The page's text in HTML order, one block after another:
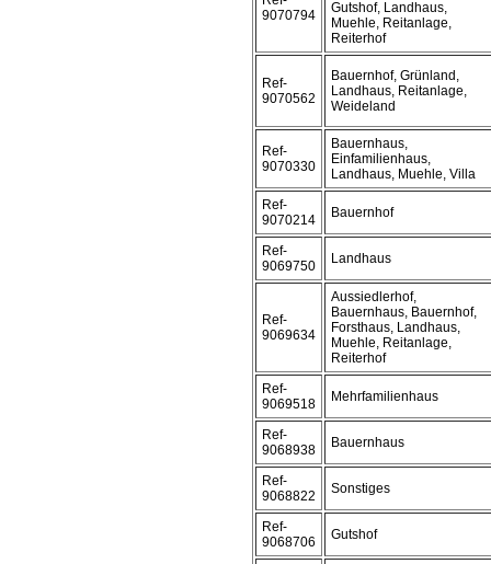
9070794
Gutshof, Landhaus,
Muehle, Reitanlage,
Reiterhof
Ref-
9070562
Bauernhof, Grünland,
Landhaus, Reitanlage,
Weideland
Ref-
9070330
Bauernhaus,
Einfamilienhaus,
Landhaus, Muehle, Villa
Ref-
9070214
Bauernhof
Ref-
9069750
Landhaus
Ref-
9069634
Aussiedlerhof,
Bauernhaus, Bauernhof,
Forsthaus, Landhaus,
Muehle, Reitanlage,
Reiterhof
Ref-
9069518
Mehrfamilienhaus
Ref-
9068938
Bauernhaus
Ref-
9068822
Sonstiges
Ref-
9068706
Gutshof